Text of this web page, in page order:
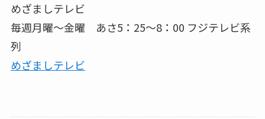
めざましテレビ
毎週月曜～金曜 あさ5：25～8：00 フジテレビ系
列
めざましテレビ